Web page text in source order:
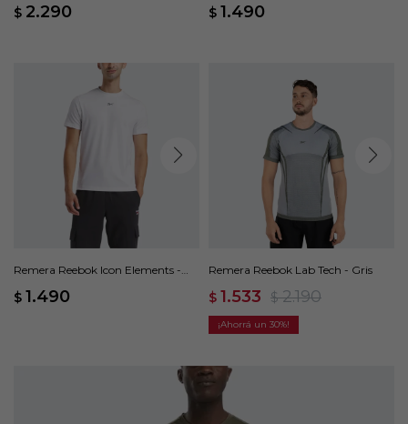
$ 2.290 $ 1.490
Remera Reebok Icon Elements -
$ 1.490
Remera Reebok Lab Tech - Gris
$ 1.533 $ 2.190
30